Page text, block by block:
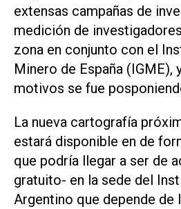
extensas campañas de
medición de
zona en conjunto con el
Minero de España (IGME),
motivos se fue
La nueva cartografía
estará disponible en de
que podría llegar a ser de
gratuito- en la sede del
Argentino que depende de